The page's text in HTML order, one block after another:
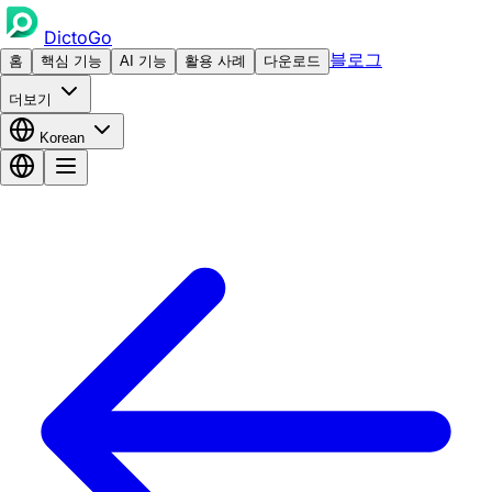
DictoGo
홈 핵심 기능 AI 기능 활용 사례 다운로드 블로그
더보기
Korean